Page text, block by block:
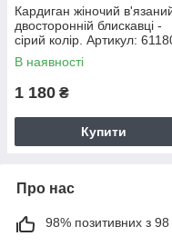
Кардиган жіночий
двосторонній блискавці -
сірий колір. Артикул:
В наявності
1 180 ₴
Купити
Про нас
98% позитивних з 98